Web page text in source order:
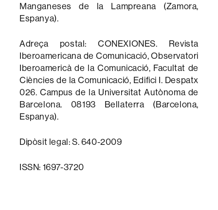
Manganeses de la Lampreana (Zamora,
Espanya).
Adreça postal: CONEXIONES. Revista
Iberoamericana de Comunicació, Observatori
Iberoamericà de la Comunicació, Facultat de
Ciències de la Comunicació, Edifici I. Despatx
026. Campus de la Universitat Autònoma de
Barcelona. 08193 Bellaterra (Barcelona,
Espanya).
Dipòsit legal: S. 640-2009
ISSN: 1697-3720